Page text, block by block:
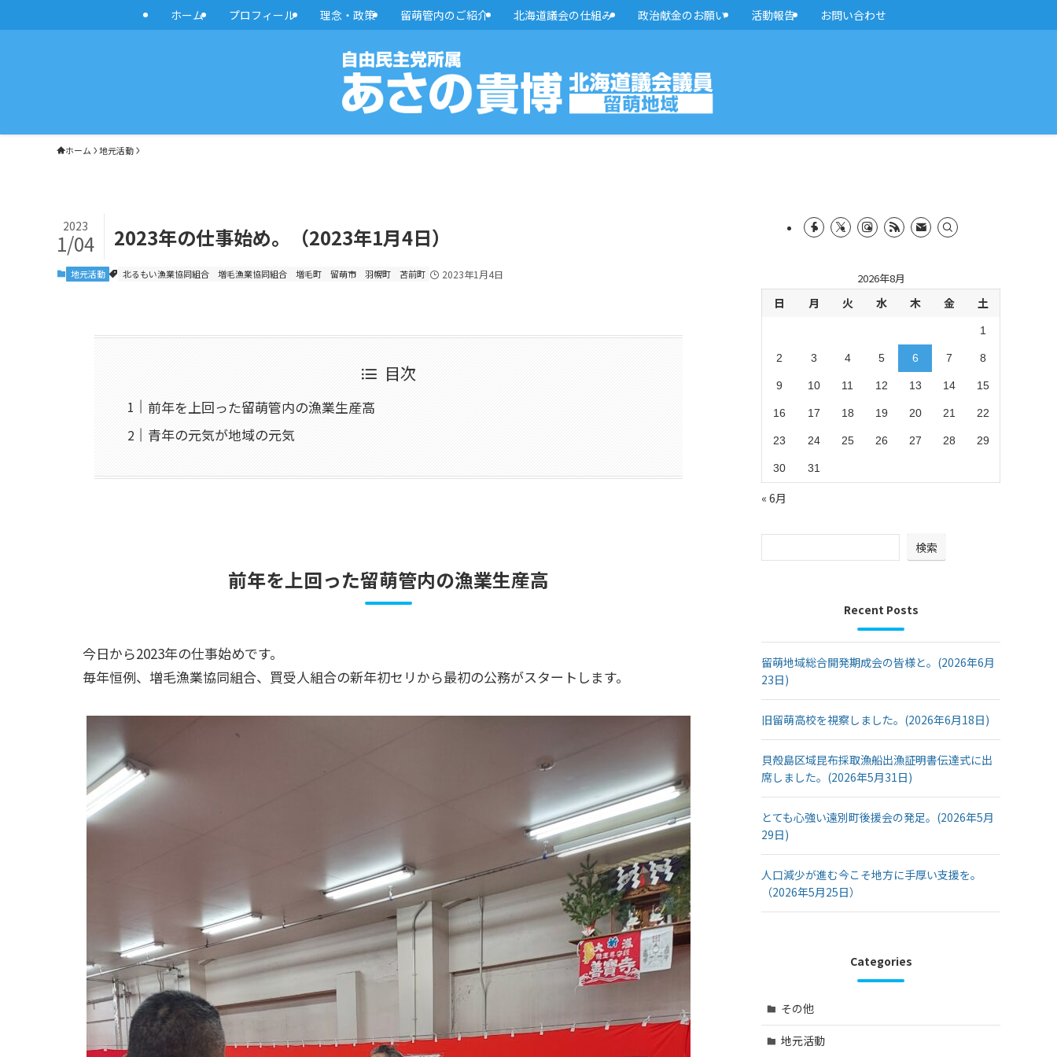
ホーム プロフィール 理念・政策 留萌管内のご紹介 北海道議会の仕組み 政治献金のお願い 活動報告 お問い合わせ
ホーム 地元活動
2023年の仕事始め。（2023年1月4日）
2023
1/04
地元活動 北るもい漁業協同組合 増毛漁業協同組合 増毛町 留萌市 羽幌町 苫前町 2023年1月4日
目次
前年を上回った留萌管内の漁業生産高
青年の元気が地域の元気
前年を上回った留萌管内の漁業生産高
今日から2023年の仕事始めです。
毎年恒例、増毛漁業協同組合、買受人組合の新年初セリから最初の公務がスタートします。
2026年8月
日 月 火 水 木 金 土
1
2 3 4 5 6 7 8
9 10 11 12 13 14 15
16 17 18 19 20 21 22
23 24 25 26 27 28 29
30 31
« 6月
検索
Recent Posts
留萌地域総合開発期成会の皆様と。(2026年6月
23日)
旧留萌高校を視察しました。(2026年6月18日)
貝殻島区域昆布採取漁船出漁証明書伝達式に出
席しました。(2026年5月31日)
とても心強い遠別町後援会の発足。(2026年5月
29日)
人口減少が進む今こそ地方に手厚い支援を。
（2026年5月25日）
Categories
その他
地元活動